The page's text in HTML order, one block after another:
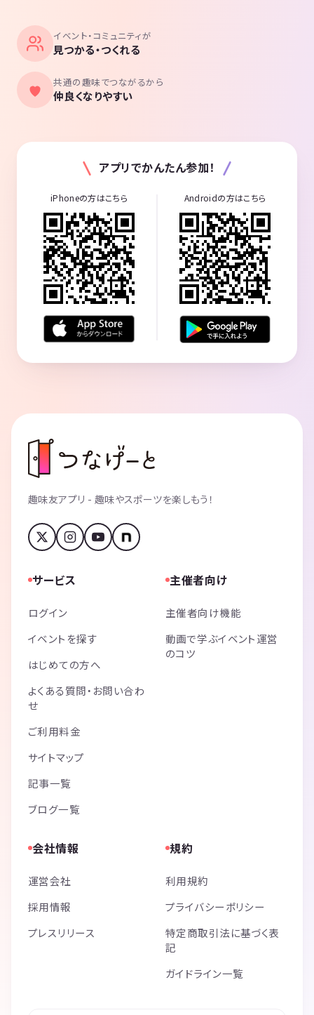
イベント・コミュニティが
見つかる・つくれる
共通の趣味でつながるから
仲良くなりやすい
アプリでかんたん参加！
iPhoneの方はこちら Androidの方はこちら
趣味友アプリ - 趣味やスポーツを楽しもう！
サービス
ログイン
イベントを探す
はじめての方へ
よくある質問・お問い合わ
せ
ご利用料金
サイトマップ
記事一覧
ブログ一覧
主催者向け
主催者向け機能
動画で学ぶイベント運営
のコツ
会社情報
運営会社
採用情報
プレスリリース
規約
利用規約
プライバシーポリシー
特定商取引法に基づく表
記
ガイドライン一覧